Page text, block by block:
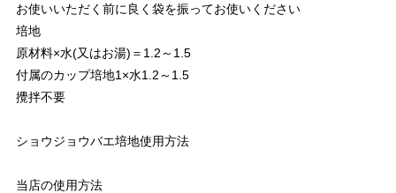
お使いいただく前に良く袋を振ってお使いください
培地
原材料×水(又はお湯)＝1.2～1.5
付属のカップ培地1×水1.2～1.5
攪拌不要
ショウジョウバエ培地使用方法
当店の使用方法